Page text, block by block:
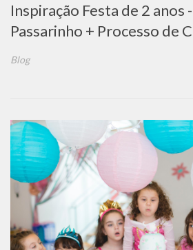
Inspiração Festa de 2 anos
Passarinho + Processo de
Blog